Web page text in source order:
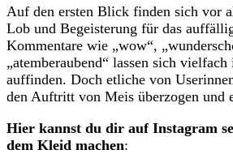
Auf den ersten Blick finden sich vor
Lob und Begeisterung für das
Kommentare wie „wow“,
„atemberaubend“ lassen sich
auffinden. Doch etliche von
den Auftritt von Meis überzogen und
Hier kannst du dir auf Instagram
dem Kleid machen: